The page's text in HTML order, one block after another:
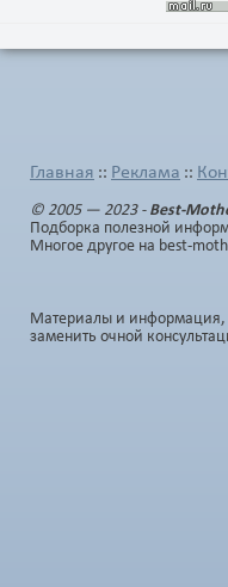
Главная :: Реклама ::
© 2005 — 2023 - Best-
Подборка полезной
Многое другое на best-
Материалы и информация,
заменить очной